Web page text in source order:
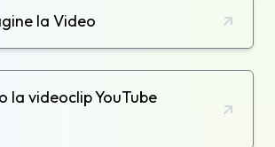
la Video
la videoclip YouTube